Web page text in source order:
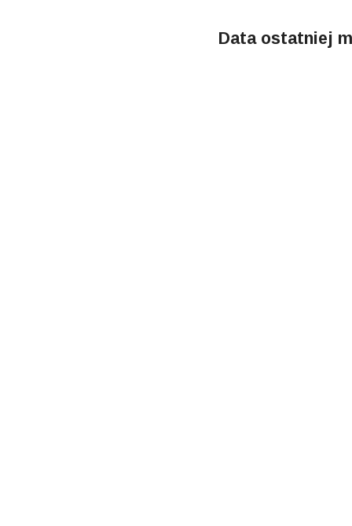
Data ostatniej